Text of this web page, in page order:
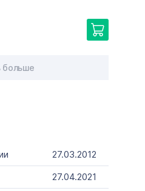
27.03.2012
27.04.2021
больше